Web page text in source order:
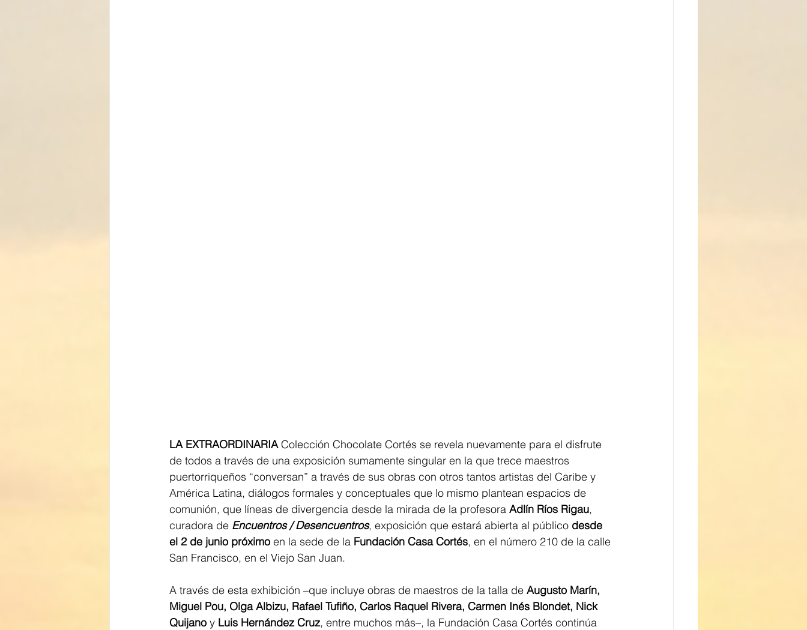
LA EXTRAORDINARIA Colección Chocolate Cortés se revela nuevamente para el disfrute
de todos a través de una exposición sumamente singular en la que trece maestros
puertorriqueños “conversan” a través de sus obras con otros tantos artistas del Caribe y
América Latina, diálogos formales y conceptuales que lo mismo plantean espacios de
comunión, que líneas de divergencia desde la mirada de la profesora Adlín Ríos Rigau,
curadora de Encuentros / Desencuentros, exposición que estará abierta al público desde
el 2 de junio próximo en la sede de la Fundación Casa Cortés, en el número 210 de la calle
San Francisco, en el Viejo San Juan.
A través de esta exhibición –que incluye obras de maestros de la talla de Augusto Marín,
Miguel Pou, Olga Albizu, Rafael Tufiño, Carlos Raquel Rivera, Carmen Inés Blondet, Nick
Quijano y Luis Hernández Cruz, entre muchos más–, la Fundación Casa Cortés continúa